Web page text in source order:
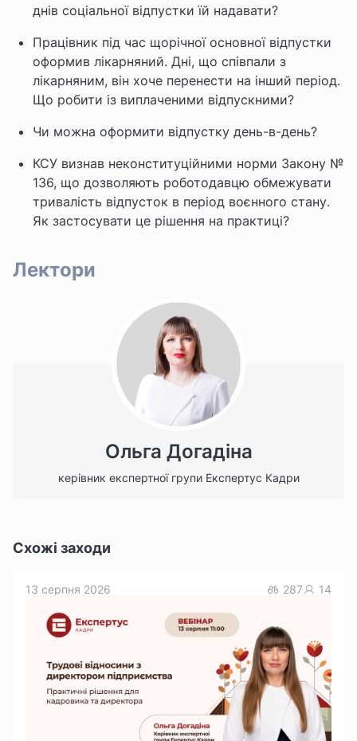
днів соціальної відпустки їй надавати?
Працівник під час щорічної основної відпустки
оформив лікарняний. Дні, що співпали з
лікарняним, він хоче перенести на інший період.
Що робити із виплаченими відпускними?
Чи можна оформити відпустку день-в-день?
КСУ визнав неконституційними норми Закону №
136, що дозволяють роботодавцю обмежувати
тривалість відпусток в період воєнного стану.
Як застосувати це рішення на практиці?
Лектори
Ольга Догадіна
керівник експертної групи Експертус Кадри
Схожі заходи
13 серпня 2026 287 14